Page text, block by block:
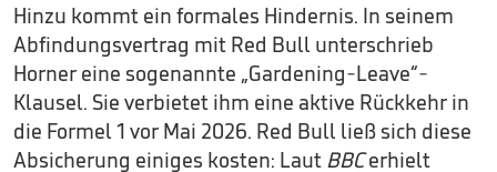
Hinzu kommt ein formales Hindernis. In seinem
Abfindungsvertrag mit Red Bull unterschrieb
Horner eine sogenannte „Gardening-Leave“-
Klausel. Sie verbietet ihm eine aktive Rückkehr in
die Formel 1 vor Mai 2026. Red Bull ließ sich diese
Absicherung einiges kosten: Laut BBCerhielt